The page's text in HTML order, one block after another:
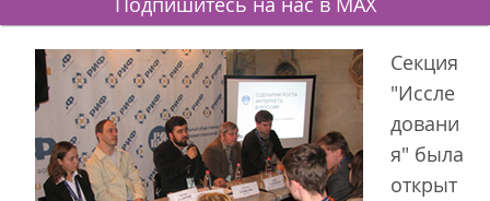
Секция
"Иссле
довани
я" была
открыт